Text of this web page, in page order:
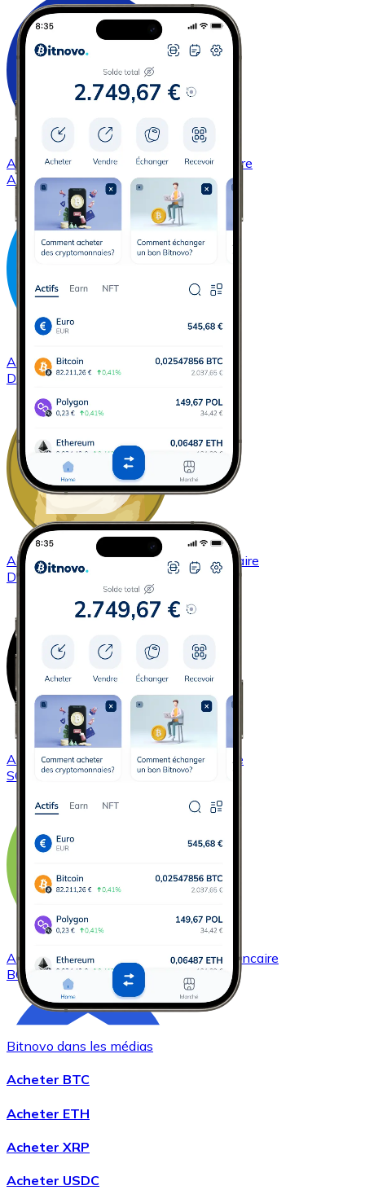
AcheterCardanoavec virement bancaire
ADA
AcheterDash
avec virement bancaire
DASH
Acheter Dogecoinavec virement bancaire
DOGE
AcheterSolanaavec virement bancaire
SOL
AcheterBitcoin Cash
avec virement bancaire
BCH
AcheterChainlink
LINK
Bitnovo dans les médias
Acheter BTC
Acheter ETH
Acheter XRP
Acheter USDC